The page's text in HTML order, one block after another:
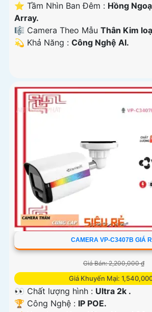
⭐ Tầm Nhìn Ban Đêm : Hồng
Array.
🎼️ Camera Theo Mẫu Thân Kim
️💫 Khả Năng : Công Nghệ AI.
CAMERA VP-C3407B GIÁ
Giá Bán: 2,200,000 ₫
Giá Khuyến Mại:
👀 Chất lượng hình : Ultra 2k .
🏆 Công Nghệ : IP POE.